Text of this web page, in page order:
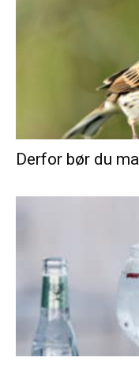
Derfor bør du